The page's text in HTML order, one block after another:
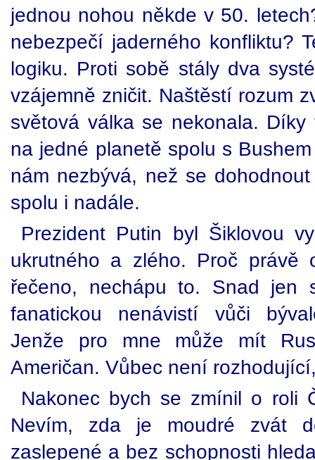
jednou nohou někde v 50.
nebezpečí jaderného konfliktu?
logiku. Proti sobě stály dva
vzájemně zničit. Naštěstí rozum
světová válka se nekonala.
na jedné planetě spolu s
nám nezbývá, než se
spolu i nadále.
Prezident Putin byl Šiklovou
ukrutného a zlého. Proč právě
řečeno, nechápu to. Snad jen
fanatickou nenávistí vůči
Jenže pro mne může mít
Američan. Vůbec není
Nakonec bych se zmínil o roli
Nevím, zda je moudré zvát
zaslepené a bez schopnosti